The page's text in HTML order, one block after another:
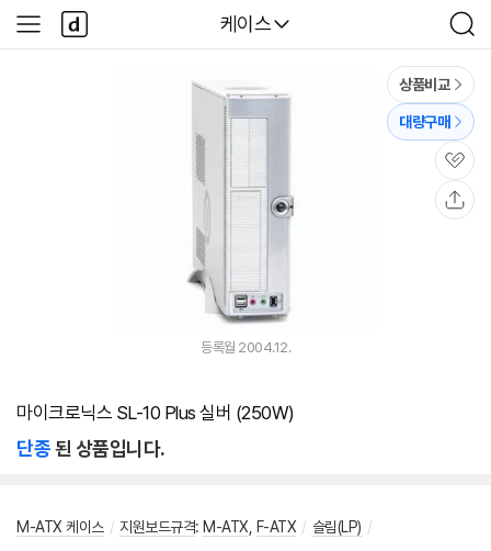
다나와
케이스
검
색
사
이
다
나
와
상품비교
대량구매
관
심
등록월 2004.12.
마이크로닉스 SL-10 Plus 실버 (250W)
단종된 상품입니다.
M-ATX 케이스 / 지원보드규격: M-ATX F-ATX / 슬림(LP) /